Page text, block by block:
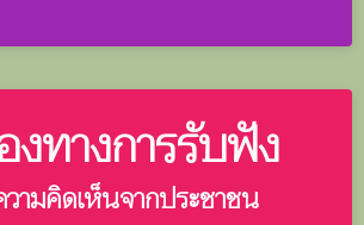
งทางการรับฟัง
ามคิดเห็นจากประชาชน